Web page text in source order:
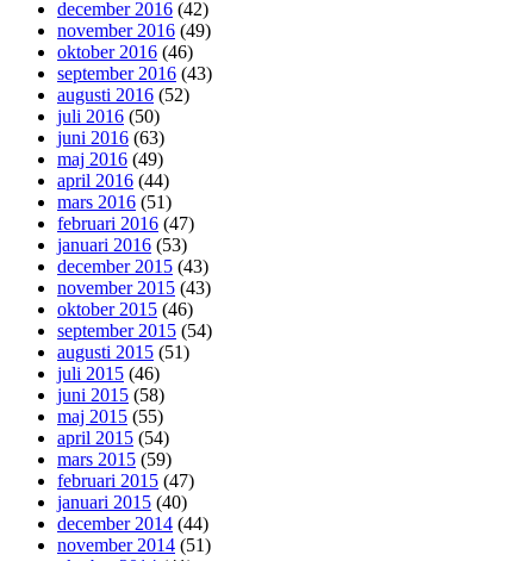
december 2016 (42)
november 2016 (49)
oktober 2016 (46)
september 2016 (43)
augusti 2016 (52)
juli 2016 (50)
juni 2016 (63)
maj 2016 (49)
april 2016 (44)
mars 2016 (51)
februari 2016 (47)
januari 2016 (53)
december 2015 (43)
november 2015 (43)
oktober 2015 (46)
september 2015 (54)
augusti 2015 (51)
juli 2015 (46)
juni 2015 (58)
maj 2015 (55)
april 2015 (54)
mars 2015 (59)
februari 2015 (47)
januari 2015 (40)
december 2014 (44)
november 2014 (51)